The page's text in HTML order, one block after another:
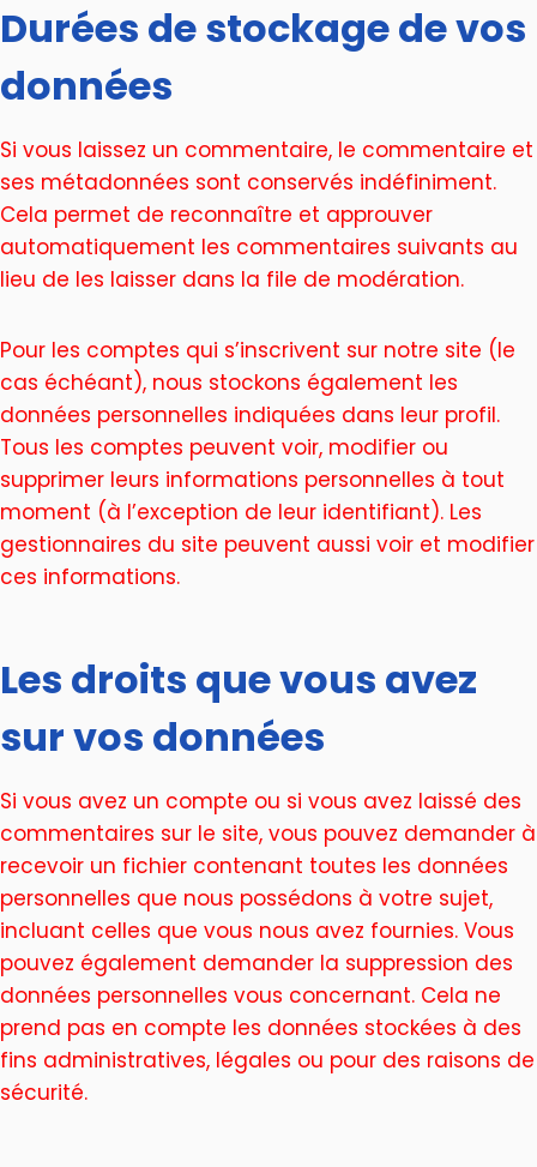
Durées de stockage de vos
données
Si vous laissez un commentaire, le commentaire et
ses métadonnées sont conservés indéfiniment.
Cela permet de reconnaître et approuver
automatiquement les commentaires suivants au
lieu de les laisser dans la file de modération.
Pour les comptes qui s’inscrivent sur notre site (le
cas échéant), nous stockons également les
données personnelles indiquées dans leur profil.
Tous les comptes peuvent voir, modifier ou
supprimer leurs informations personnelles à tout
moment (à l’exception de leur identifiant). Les
gestionnaires du site peuvent aussi voir et modifier
ces informations.
Les droits que vous avez
sur vos données
Si vous avez un compte ou si vous avez laissé des
commentaires sur le site, vous pouvez demander à
recevoir un fichier contenant toutes les données
personnelles que nous possédons à votre sujet,
incluant celles que vous nous avez fournies. Vous
pouvez également demander la suppression des
données personnelles vous concernant. Cela ne
prend pas en compte les données stockées à des
fins administratives, légales ou pour des raisons de
sécurité.